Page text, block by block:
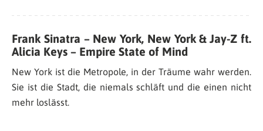
Frank Sinatra – New York, New York & Jay-Z ft.
Alicia Keys – Empire State of Mind
New York ist die Metropole, in der Träume wahr werden.
Sie ist die Stadt, die niemals schläft und die einen nicht
mehr loslässt.